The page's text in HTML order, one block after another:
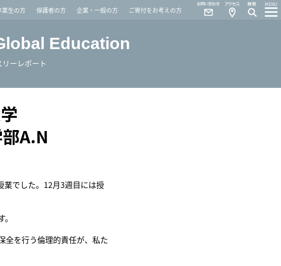
業生の方 保護者の方 企業・一般の方 ご寄付をお考えの方
MENU
Access
Contact
Education
ーレポート
A.N
業でした。12月3週目には授
全を行う倫理的責任が、私た